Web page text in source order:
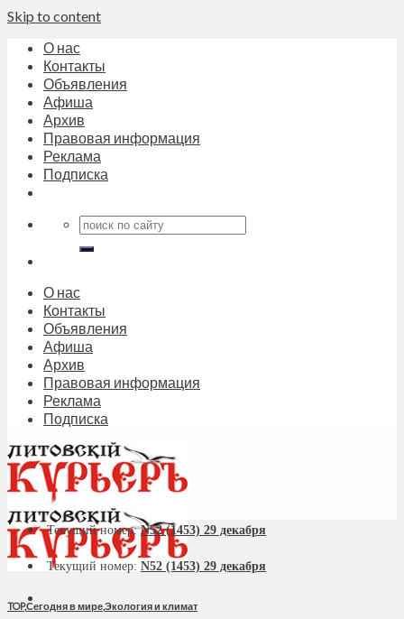
Skip to content
О нас
Контакты
Объявления
Афиша
Архив
Правовая информация
Реклама
Подписка
О нас
Контакты
Объявления
Афиша
Архив
Правовая информация
Реклама
Подписка
Текущий номер:N52 (1453) 29 декабря
Текущий номер: N52 (1453) 29 декабря
TOP,Сегодня в мире,Экология и климат